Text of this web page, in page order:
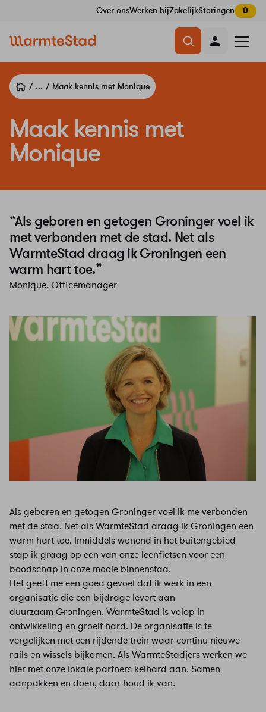
overslaan
Over onsWerken bijZakelijkStoringen 0
openen
... Maak kennis met Monique
Maak kennis met
Monique
“Als geboren en getogen Groninger voel ik
met verbonden met de stad. Net als
WarmteStad draag ik Groningen een
warm hart toe.”
Monique, Officemanager
Als geboren en getogen Groninger voel ik me verbonden
met de stad. Net als WarmteStad draag ik Groningen een
warm hart toe. Inmiddels wonend in het buitengebied
stap ik graag op een van onze leenfietsen voor een
boodschap in onze mooie binnenstad.
Het geeft me een goed gevoel dat ik werk in een
organisatie die een bijdrage levert aan
duurzaam Groningen. WarmteStad is volop in
ontwikkeling en groeit hard. De organisatie is te
vergelijken met een rijdende trein waar continu nieuwe
rails en wissels bijkomen. Als WarmteStadjers werken we
hier met onze lokale partners keihard aan. Samen
aanpakken en doen, daar houd ik van.